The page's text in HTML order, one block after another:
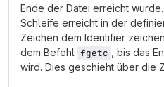
Ende der Datei erreicht
Schleife erreicht in der
Zeichen dem Identifier
dem Befehl fgetc
, bis das
wird. Dies geschieht über die